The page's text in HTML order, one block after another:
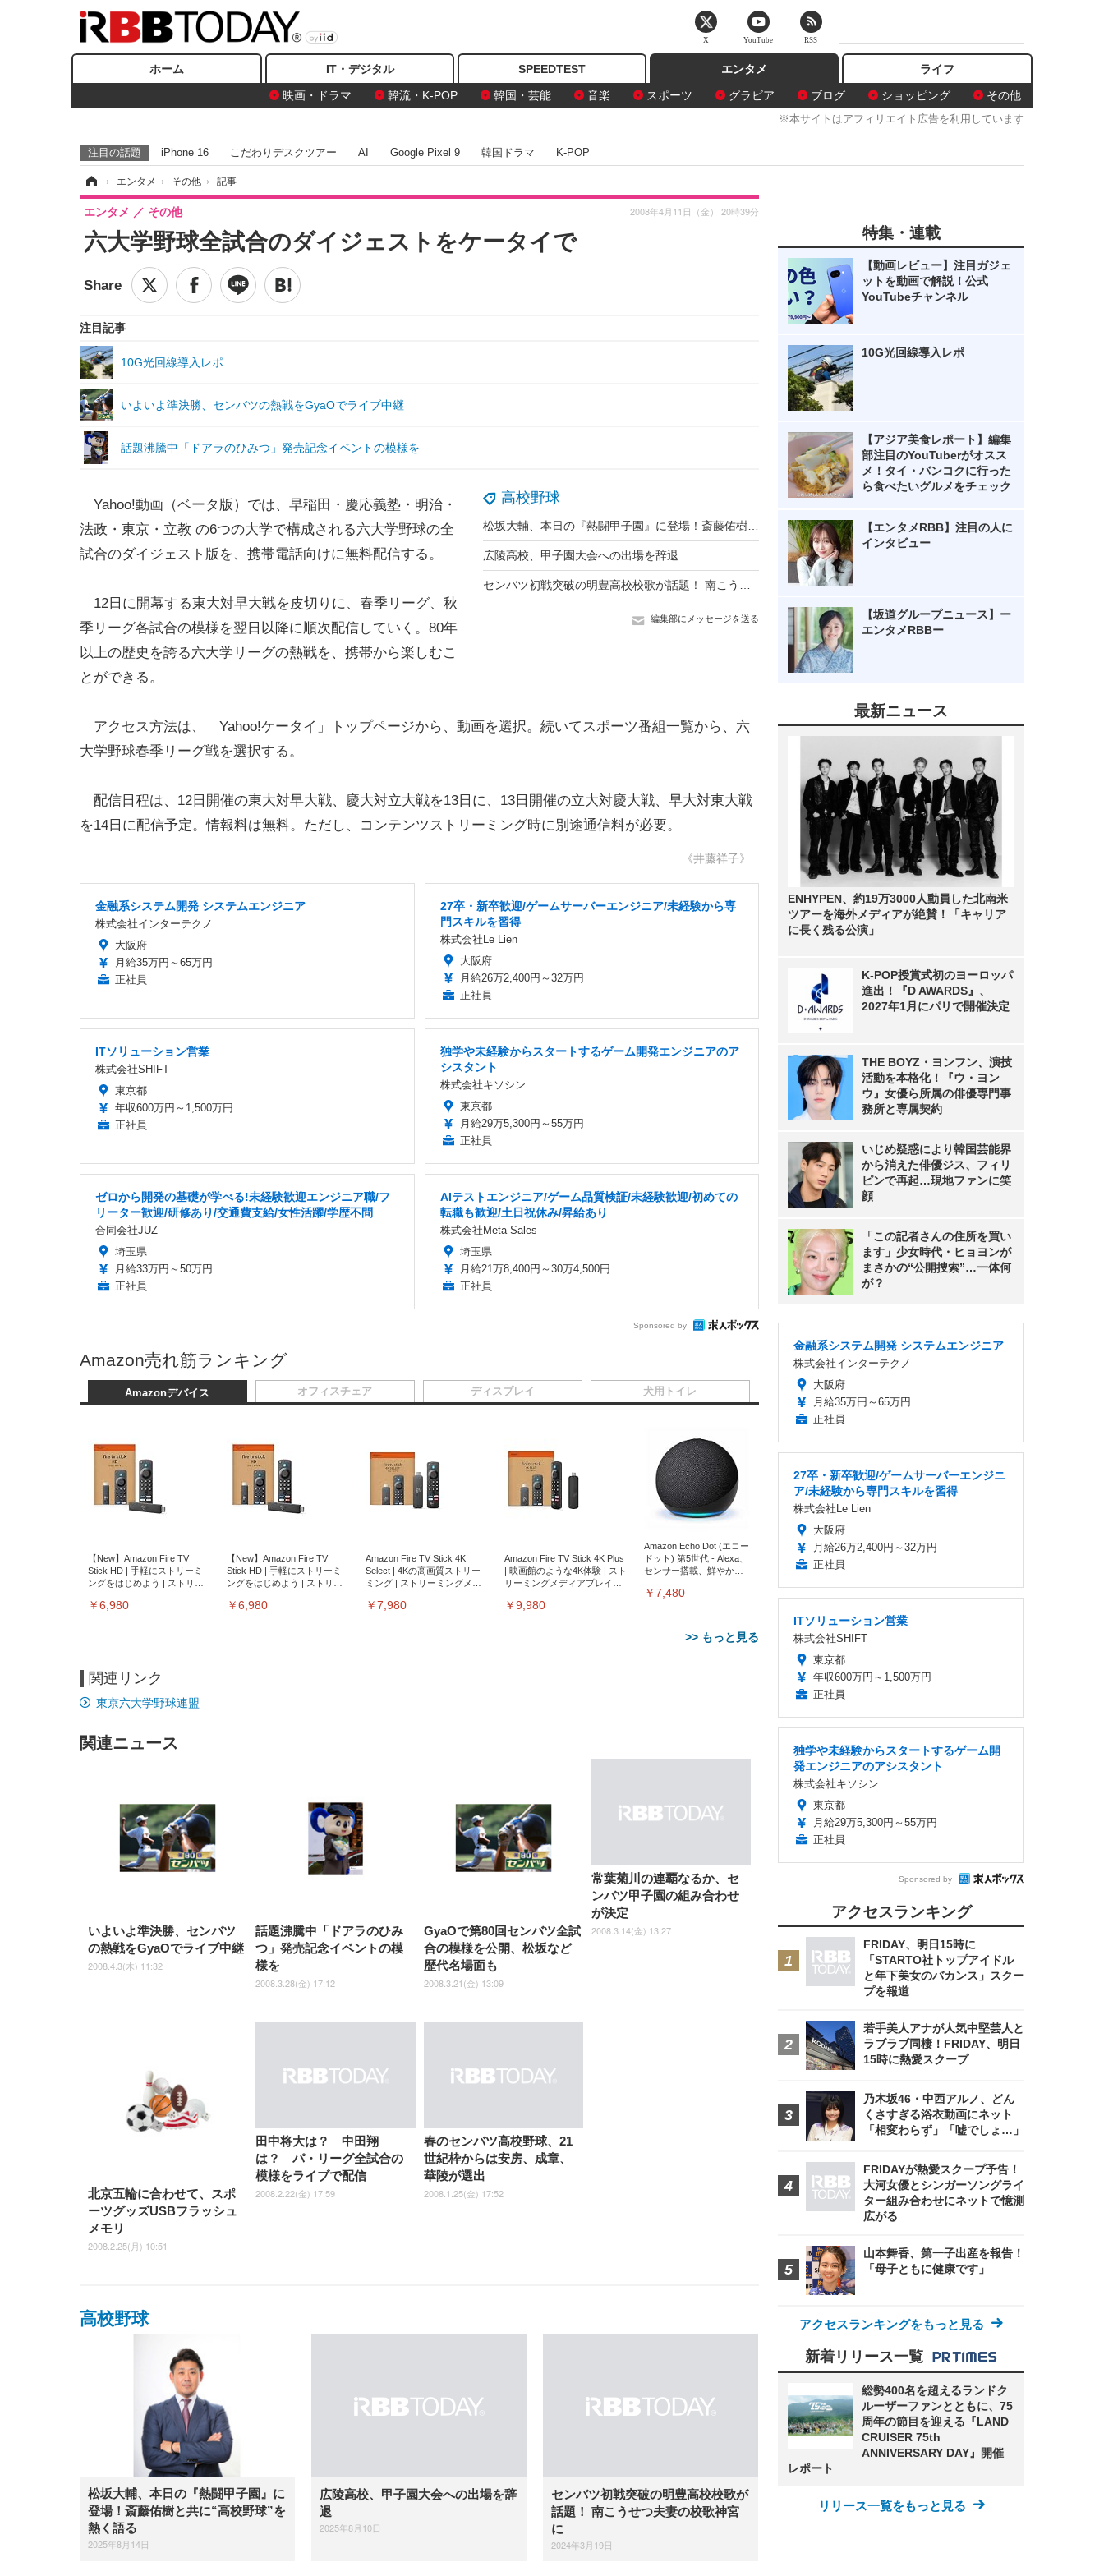
ホーム IT・デジタル SPEEDTEST
エンタメ
映画・ドラマ
韓流・K-POP 韓国・芸能 音楽 スポーツ グラビア ブログ ショッピング その他
ライフ
※本サイトはアフィリエイト広告を利用しています
注目の話題 iPhone 16 こだわりデスクツアー AI Google Pixel 9 韓国ドラマ K-POP
› エンタメ › その他 › 記事
六大学野球全試合のダイジェストをケータイで
エンタメ その他 2008年4月11日（金） 20時39分
注目記事
10G光回線導入レポ
いよいよ準決勝、センバツの熱戦をGyaOでライブ中継
話題沸騰中「ドアラのひみつ」発売記念イベントの模様を
高校野球
広陵高校、甲子園大会への出場を辞退
編集部にメッセージを送る
Yahoo!動画（ベータ版）では、早稲田・慶応義塾・明治・
法政・東京・立教 の6つの大学で構成される六大学野球の全
試合のダイジェスト版を、携帯電話向けに無料配信する。
12日に開幕する東大対早大戦を皮切りに、春季リーグ、秋
季リーグ各試合の模様を翌日以降に順次配信していく。80年
以上の歴史を誇る六大学リーグの熱戦を、携帯から楽しむこ
とができる。
アクセス方法は、「Yahoo!ケータイ」トップページから、動画を選択。続いてスポーツ番組一覧から、六
大学野球春季リーグ戦を選択する。
配信日程は、12日開催の東大対早大戦、慶大対立大戦を13日に、13日開催の立大対慶大戦、早大対東大戦
を14日に配信予定。情報料は無料。ただし、コンテンツストリーミング時に別途通信料が必要。
《井藤祥子》
金融系システム開発 システムエンジニア
株式会社インターテクノ
大阪府
月給35万円～65万円
正社員
27卒・新卒歓迎/ゲームサーバーエンジニア/未経験から専
門スキルを習得
株式会社Le Lien
大阪府
月給26万2,400円～32万円
正社員
ITソリューション営業
株式会社SHIFT
東京都
年収600万円～1,500万円
正社員
独学や未経験からスタートするゲーム開発エンジニアのア
シスタント
株式会社キソシン
東京都
月給29万5,300円～55万円
正社員
ゼロから開発の基礎が学べる!未経験歓迎エンジニア職/フ
リーター歓迎/研修あり/交通費支給/女性活躍/学歴不問
合同会社JUZ
埼玉県
月給33万円～50万円
正社員
AIテストエンジニア/ゲーム品質検証/未経験歓迎/初めての
転職も歓迎/土日祝休み/昇給あり
株式会社Meta Sales
埼玉県
月給21万8,400円～30万4,500円
正社員
Sponsored by
Amazon売れ筋ランキング
Amazonデバイス
【New】Amazon Fire TV
Stick HD | 手軽にストリーミ
ングをはじめよう | ストリー
￥6,980
【New】Amazon Fire TV
Stick HD | 手軽にストリーミ
ングをはじめよう | ストリー
￥6,980
Amazon Fire TV Stick 4K
Select | 4Kの高画質ストリー
ミング | ストリーミングメデ
￥7,980
Amazon Fire TV Stick 4K Plus
| 映画館のような4K体験 | スト
リーミングメディアプレイヤ
￥9,980
Amazon Echo Dot (エコー
ドット) 第5世代 - Alexa、
センサー搭載、鮮やかな
￥7,480
>> もっと見る
オフィスチェア
子 テレワーク 疲れない 跳ね
上げ式アームレスト コンパク
ト 約105度ロッキング pc 事務
椅子 360度回転 座面昇降 強化
ナイロン樹脂ベース 通気性メ
ッシュ 在宅ワーク H-
／デスクチェア メッシュチェ
ア 人間工学 疲れない ブラッ
チェア 疲れない テレワーク
チェア 強化バックレスト 30
度ロッキング機能 人間工学 椅
子 腰サポート 90度跳ね上げ
式アームレスト 3Dヘッドレス
ト ハンガー付き 高反発クッシ
チェア 疲れない テレワーク
チェア 強化バックレスト 30度
ロッキング機能 人間工学 椅子
腰サポート 90度跳ね上げ式ア
ームレスト 3Dヘッドレスト
ハンガー付き 高反発クッショ
ン PCチェア 通気性メッシュ
ゲーミング/勉強/事務用 おし
ゃれ パソコンチェア (ホワイ
￥7,680
ッシュ 通気性 ランバーサ
クト 幅52×奥行58.5×高さ
84～96cm テレワーク 在
宅勤務 ブラック
ディスプレイ
ムモニター | FlexScan
EV3240X-WT | 31.5型4K
UHD・USB Type-C・ホワイ
￥105,595
ムモニター | FlexScan
EV2740X-WT | 27.0型4K
UHD・USB Type-C・ホワイ
ニター DualSense 充電フッ
ク付き（CFI-ZDM1J）
￥49,979
ニター フル
HD（1920×1080）VA 非光
沢 HDMI/DisplayPort/VGA
スピーカー内蔵 高さ調整 ス
イベル VESA対応
ComfortView ビジネス向け
￥15,800
Gaming Monitor 24” Essential ゲ
犬用トイレ
ーツ 薄型 レギュラー 1回使い
捨て 無香料 ホワイト 300枚
ーツ 厚型 ワイド 42枚x2袋(84
枚) ホワイト(吸収面:ライトブ
ツ L 中型犬用 26枚入り 単品
ック) 【Amazon.co.jp限定】
Smart Basic アイリスオーヤマ
ペットシーツ 超厚型 お徳用
ワイド 100枚入 (x 1) (ケース
販売)
￥3,670
シーツ 超厚型 お徳用 レギ
ュラー 200枚入
関連リンク
東京六大学野球連盟
関連ニュース
いよいよ準決勝、センバツ
の熱戦をGyaOでライブ中継
2008.4.3(木) 11:32
話題沸騰中「ドアラのひみ
つ」発売記念イベントの模
様を
2008.3.28(金) 17:12
GyaOで第80回センバツ全試
合の模様を公開、松坂など
歴代名場面も
2008.3.21(金) 13:09
常葉菊川の連覇なるか、セ
ンバツ甲子園の組み合わせ
が決定
2008.3.14(金) 13:27
北京五輪に合わせて、スポ
ーツグッズUSBフラッシュ
メモリ
2008.2.25(月) 10:51
田中将大は？ 中田翔
は？ パ・リーグ全試合の
模様をライブで配信
2008.2.22(金) 17:59
春のセンバツ高校野球、21
世紀枠からは安房、成章、
華陵が選出
2008.1.25(金) 17:52
高校野球
松坂大輔、本日の『熱闘甲子園』に
登場！斎藤佑樹と共に“高校野球”を
熱く語る
2025年8月14日
広陵高校、甲子園大会への出場を辞
退
2025年8月10日
センバツ初戦突破の明豊高校校歌が
話題！ 南こうせつ夫妻の校歌神宮
に
2024年3月19日
特集・連載
【動画レビュー】注目ガジェ
ットを動画で解説！公式
YouTubeチャンネル
10G光回線導入レポ
【アジア美食レポート】編集
部注目のYouTuberがオスス
メ！タイ・バンコクに行った
ら食べたいグルメをチェック
【エンタメRBB】注目の人に
インタビュー
【坂道グループニュース】ー
エンタメRBBー
最新ニュース
ENHYPEN、約19万3000人動員した北南米
ツアーを海外メディアが絶賛！「キャリア
に長く残る公演」
K-POP授賞式初のヨーロッパ
進出！『D AWARDS』、
2027年1月にパリで開催決定
THE BOYZ・ヨンフン、演技
活動を本格化！『ウ・ヨン
ウ』女優ら所属の俳優専門事
務所と専属契約
いじめ疑惑により韓国芸能界
から消えた俳優ジス、フィリ
ピンで再起…現地ファンに笑
顔
「この記者さんの住所を買い
ます」少女時代・ヒョヨンが
まさかの“公開捜索”…一体何
が？
金融系システム開発 システムエンジニア
株式会社インターテクノ
大阪府
月給35万円～65万円
正社員
27卒・新卒歓迎/ゲームサーバーエンジニ
ア/未経験から専門スキルを習得
株式会社Le Lien
大阪府
月給26万2,400円～32万円
正社員
ITソリューション営業
株式会社SHIFT
東京都
年収600万円～1,500万円
正社員
独学や未経験からスタートするゲーム開
発エンジニアのアシスタント
株式会社キソシン
東京都
月給29万5,300円～55万円
正社員
Sponsored by
アクセスランキング
FRIDAY、明日15時に
「STARTO社トップアイドル
と年下美女のバカンス」スクー
プを報道
若手美人アナが人気中堅芸人と
ラブラブ同棲！FRIDAY、明日
15時に熱愛スクープ
乃木坂46・中西アルノ、どん
くさすぎる浴衣動画にネット
「相変わらず」「嘘でしょ…」
FRIDAYが熱愛スクープ予告！
大河女優とシンガーソングライ
ター組み合わせにネットで憶測
広がる
山本舞香、第一子出産を報告！
「母子ともに健康です」
アクセスランキングをもっと見る
新着リリース一覧
総勢400名を超えるランドク
ルーザーファンとともに、75
周年の節目を迎える『LAND
CRUISER 75th
ANNIVERSARY DAY』開催
レポート
リリース一覧をもっと見る
X YouTube RSS